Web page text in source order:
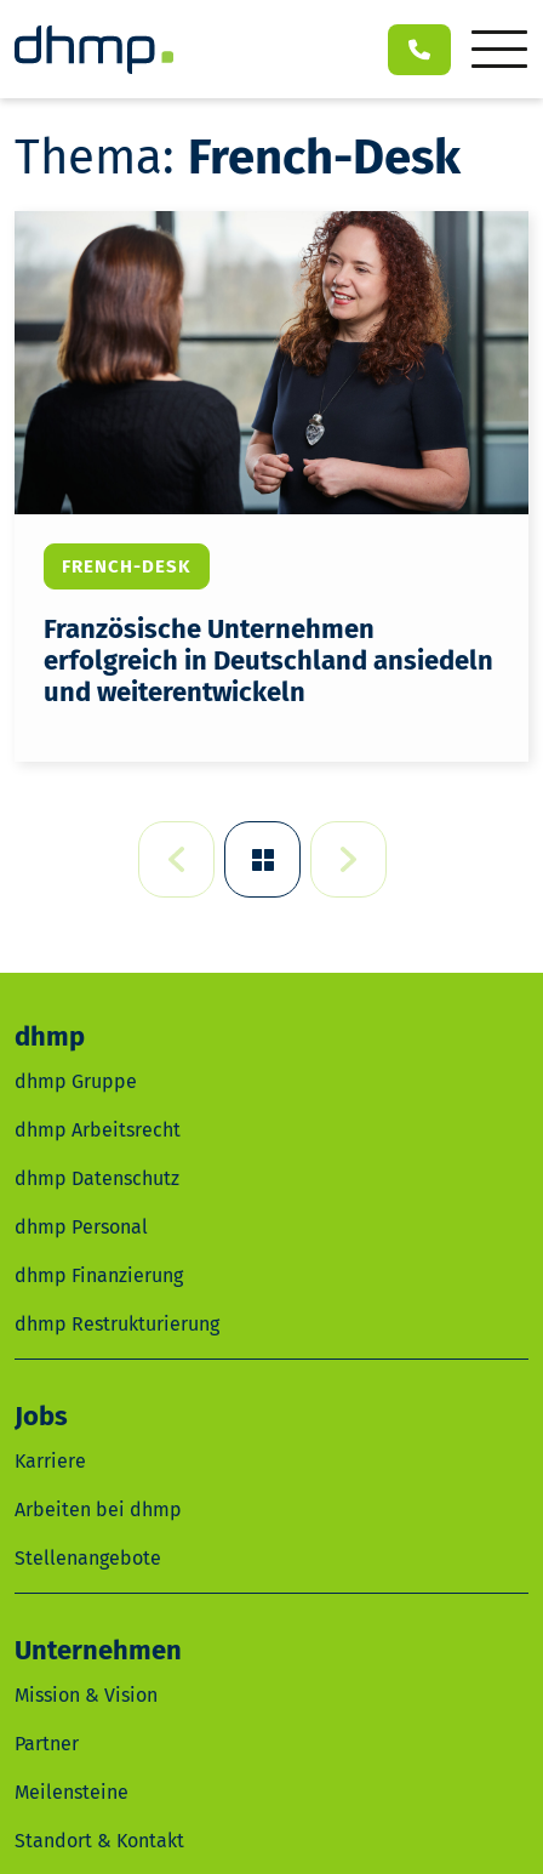
Thema: French-Desk
FRENCH-DESK
Französische Unternehmen
erfolgreich in Deutschland ansiedeln
und weiterentwickeln
dhmp
dhmp Gruppe
dhmp Arbeitsrecht
dhmp Datenschutz
dhmp Personal
dhmp Finanzierung
dhmp Restrukturierung
Jobs
Karriere
Arbeiten bei dhmp
Stellenangebote
Unternehmen
Mission & Vision
Partner
Meilensteine
Standort & Kontakt